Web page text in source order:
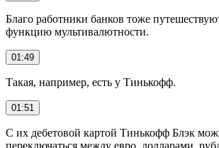
Благо работники банков тоже
функцию мультивалютности.
01:49
Такая, например, есть у Тинькофф.
01:51
С их дебетовой картой Тинькофф Блэк
переключаться между евро, долларами,